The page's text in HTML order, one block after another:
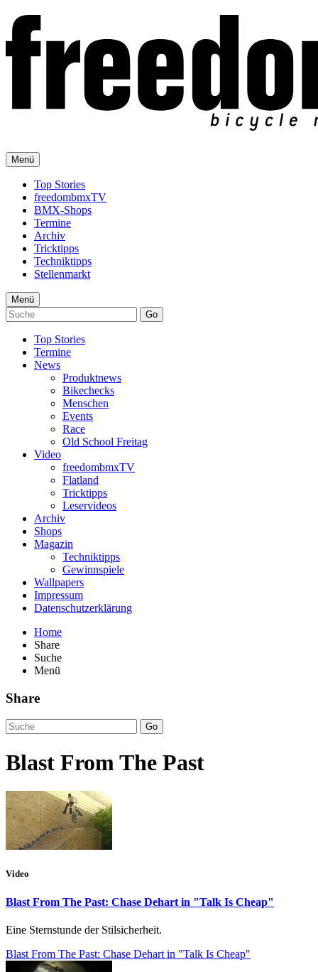
Menü
Top Stories
freedombmxTV
BMX-Shops
Termine
Archiv
Tricktipps
Techniktipps
Stellenmarkt
Menü
Go
Top Stories
Termine
News
Produktnews
Bikechecks
Menschen
Events
Race
Old School Freitag
Video
freedombmxTV
Flatland
Tricktipps
Leservideos
Archiv
Shops
Magazin
Techniktipps
Gewinnspiele
Wallpapers
Impressum
Datenschutzerklärung
Home
Share
Suche
Menü
Share
Go
Blast From The Past
Video
Blast From The Past: Chase Dehart in "Talk Is Cheap"
Eine Sternstunde der Stilsicherheit.
Blast From The Past: Chase Dehart in "Talk Is Cheap"